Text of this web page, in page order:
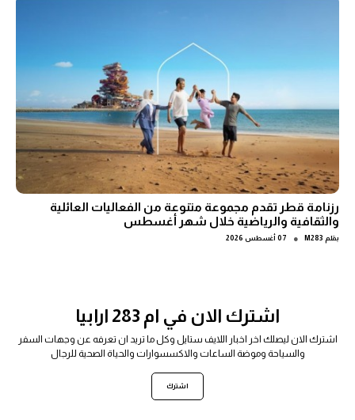
رزنامة قطر تقدم مجموعة متنوعة من الفعاليات العائلية
والثقافية والرياضية خلال شهر أغسطس
بقلم M283
● 07 أغسطس 2026
اشترك الان في ام 283 ارابيا
اشترك الان ليصلك اخر اخبار اللايف ستايل وكل ما تريد ان تعرفه عن وجهات السفر
والسياحة وموضة الساعات والاكسسوارات والحياة الصحية للرجال
اشترك